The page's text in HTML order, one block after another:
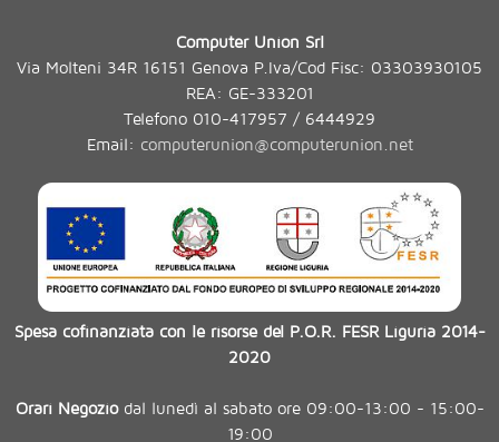
Computer Union Srl
Via Molteni 34R 16151 Genova P.Iva/Cod Fisc: 03303930105
REA: GE-333201
Telefono 010-417957 / 6444929
Email: computerunion@computerunion.net
Spesa cofinanziata con le risorse del P.O.R. FESR Liguria 2014-
2020
Orari Negoziodal lunedì al sabato ore 09:00-13:00 - 15:00-
19:00